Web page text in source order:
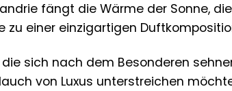
fängt die Wärme der Sonne,
zu einer einzigartigen
sich nach dem Besonderen
von Luxus unterstreichen